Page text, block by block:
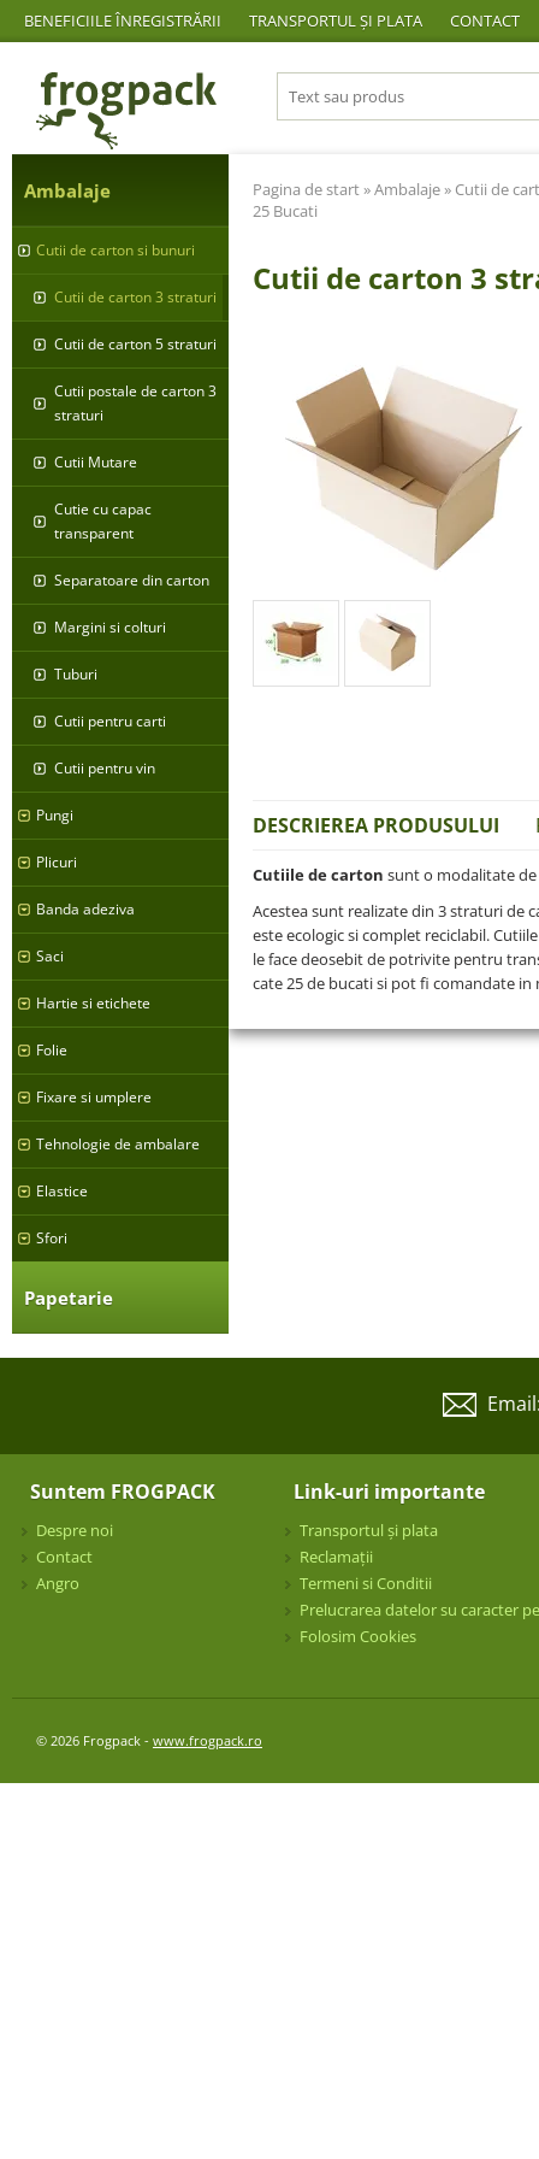
BENEFICIILE ÎNREGISTRĂRII TRANSPORTUL ȘI PLATA CONTACT
Ambalaje
Cutii de carton si bunuri
Cutii de carton 3 straturi
Cutii de carton 5 straturi
Cutii postale de carton 3
straturi
Cutii Mutare
Cutie cu capac
transparent
Separatoare din carton
Margini si colturi
Tuburi
Cutii pentru carti
Cutii pentru vin
Pungi
Plicuri
Banda adeziva
Saci
Hartie si etichete
Folie
Fixare si umplere
Tehnologie de ambalare
Elastice
Sfori
Papetarie
Pagina de start»Ambalaje» Cutii de
25 Bucati
Cutii de carton 3
DESCRIEREA PRODUSULUI
Cutiile de carton sunt o modalitate de
Acestea sunt realizate din 3 straturi de
este ecologic si complet reciclabil.
le face deosebit de potrivite pentru
cate 25 de bucati si pot fi comandate
Suntem FROGPACK
Despre noi
Contact
Angro
Link-uri importante
Transportul și plata
Reclamații
Termeni si Conditii
Prelucrarea datelor su caracter
Folosim Cookies
© 2026 Frogpack - www.frogpack.ro